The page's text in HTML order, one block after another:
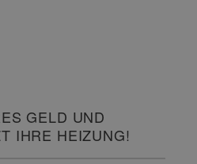
GELD UND
IHRE HEIZUNG!